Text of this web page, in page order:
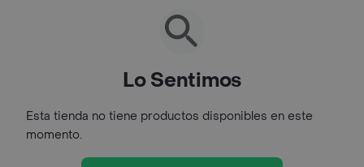
Lo Sentimos
Esta tienda no tiene productos disponibles en este
momento.